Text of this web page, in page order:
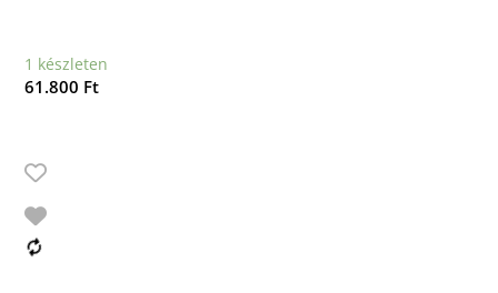
1 készleten
61.800 Ft